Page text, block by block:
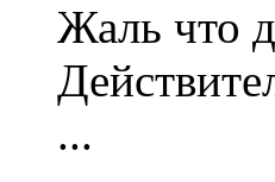
Жаль что
...